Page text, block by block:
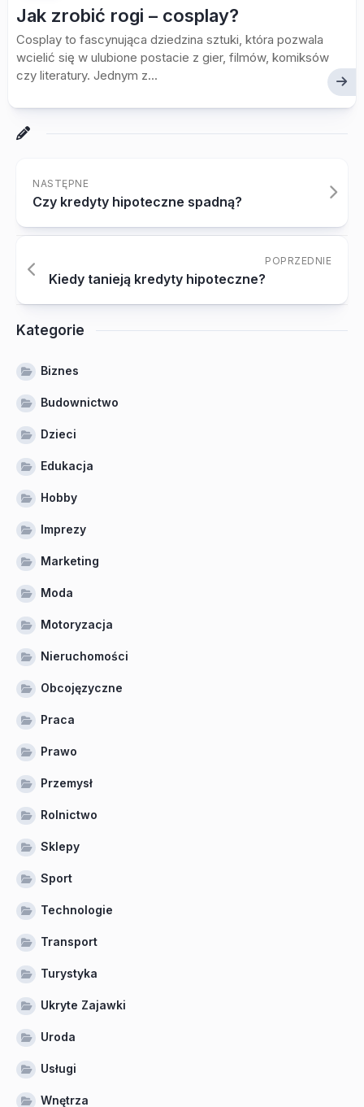
Jak zrobić rogi – cosplay?
Cosplay to fascynująca dziedzina sztuki, która pozwala
wcielić się w ulubione postacie z gier, filmów, komiksów
czy literatury. Jednym z...
NASTĘPNE
Czy kredyty hipoteczne spadną?
POPRZEDNIE
Kiedy tanieją kredyty hipoteczne?
Kategorie
Biznes
Budownictwo
Dzieci
Edukacja
Hobby
Imprezy
Marketing
Moda
Motoryzacja
Nieruchomości
Obcojęzyczne
Praca
Prawo
Przemysł
Rolnictwo
Sklepy
Sport
Technologie
Transport
Turystyka
Ukryte Zajawki
Uroda
Usługi
Wnętrza